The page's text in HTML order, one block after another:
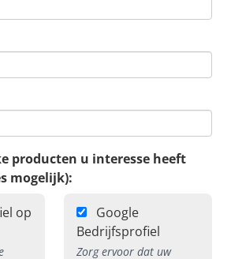
producten u interesse heeft
mogelijk):
op
Google
Bedrijfsprofiel
Zorg ervoor dat uw